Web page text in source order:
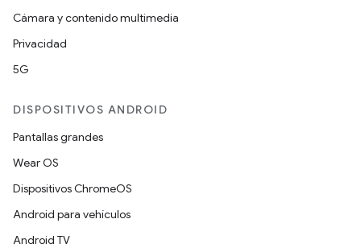
Cámara y contenido multimedia
Privacidad
5G
DISPOSITIVOS ANDROID
Pantallas grandes
Wear OS
Dispositivos ChromeOS
Android para vehículos
Android TV